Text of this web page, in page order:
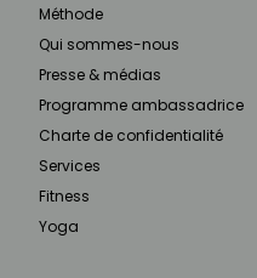
Méthode
Qui sommes-nous
Presse & médias
Programme ambassadrice
Charte de confidentialité
Services
Fitness
Yoga